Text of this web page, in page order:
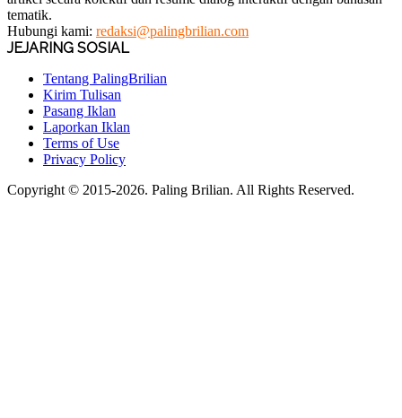
tematik.
Hubungi kami: redaksi@palingbrilian.com
JEJARING SOSIAL
Tentang PalingBrilian
Kirim Tulisan
Pasang Iklan
Laporkan Iklan
Terms of Use
Privacy Policy
Copyright © 2015-2026. Paling Brilian. All Rights Reserved.